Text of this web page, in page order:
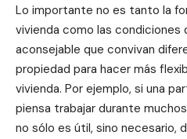
Lo importante no es tanto la
vivienda como las condiciones
aconsejable que convivan
propiedad para hacer más
vivienda. Por ejemplo, si una
piensa trabajar durante
no sólo es útil, sino necesario,